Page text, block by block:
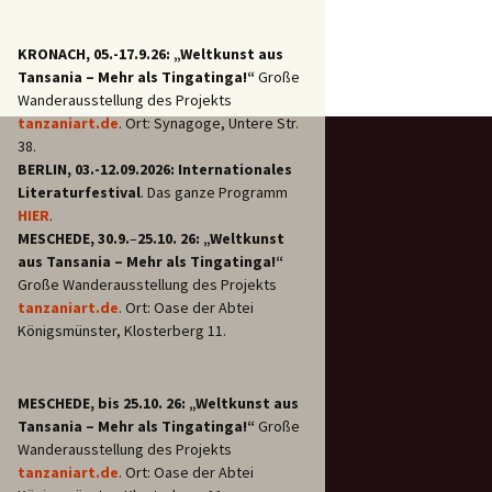
KRONACH, 05.-17.9.26: „Weltkunst aus
Tansania – Mehr als Tingatinga!“Große
Wanderausstellung des Projekts
tanzaniart.de. Ort: Synagoge, Untere Str.
38.
BERLIN, 03.-12.09.2026: Internationales
Literaturfestival. Das ganze Programm
HIER.
MESCHEDE, 30.9.–25.10. 26: „Weltkunst
aus Tansania – Mehr als Tingatinga!“
Große Wanderausstellung des Projekts
tanzaniart.de. Ort: Oase der Abtei
Königsmünster, Klosterberg 11.
MESCHEDE, bis 25.10. 26: „Weltkunst aus
Tansania – Mehr als Tingatinga!“ Große
Wanderausstellung des Projekts
tanzaniart.de. Ort: Oase der Abtei